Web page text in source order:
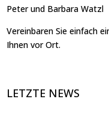
Peter und Barbara Watzl
Vereinbaren Sie einfach
Ihnen vor Ort.
LETZTE NEWS